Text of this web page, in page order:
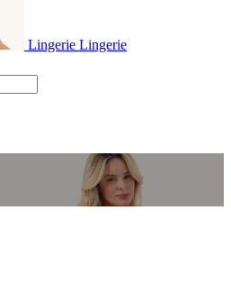
Lingerie Lingerie